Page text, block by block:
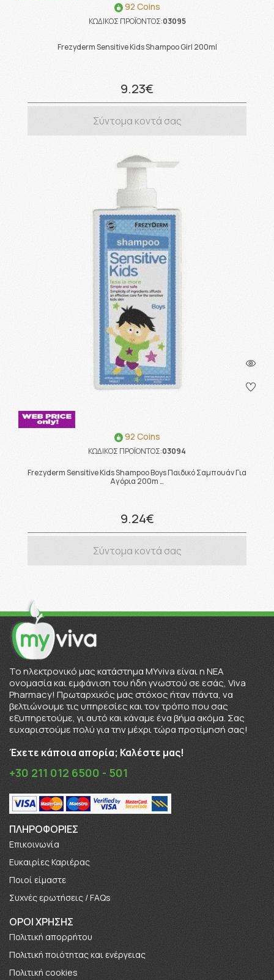
92 Coins
ΚΩΔΙΚΟΣ ΠΡΟΪΟΝΤΟΣ:03095
Frezyderm Sensitive Kids Shampoo Girl 200ml
9.23€
Σύντομα κοντά σας
92 Coins
ΚΩΔΙΚΟΣ ΠΡΟΪΟΝΤΟΣ:03094
Frezyderm Sensitive Kids Shampoo Boys Παιδικό Σαμπουάν Για
Αγόρια 200m …
9.24€
Σύντομα κοντά σας
To ηλεκτρονικό μας κατάστημα MYviva είναι η ΝΕΑ
ονομασία και εμφάνιση του ήδη γνωστού σε εσάς, Viva
Pharmacy! Πρωταρχικός μας στόχος ήταν πάντα, να
βελτιώνουμε τις υπηρεσίες και τον τρόπο που σας
εξυπηρετούμε, γι αυτό και κάναμε ένα βήμα ακόμα. Σας
ευχαριστούμε πολύ για την μέχρι τώρα προτίμησή σας!
Έχετε κάποια απορία; Καλέστε μας!
+30 211 012 6500 - 501
ΠΛΗΡΟΦΟΡΊΕΣ
Επικοινωνία
Ευκαιρίες Καριέρας
Πoιοί είμαστε
Συχνές ερωτήσεις / FAQs
ΟΡΟΙ ΧΡΗΣΗΣ
Πολιτική απορρήτου
Πολιτική ποιότητας και ενέργειας
Πολιτική cookies